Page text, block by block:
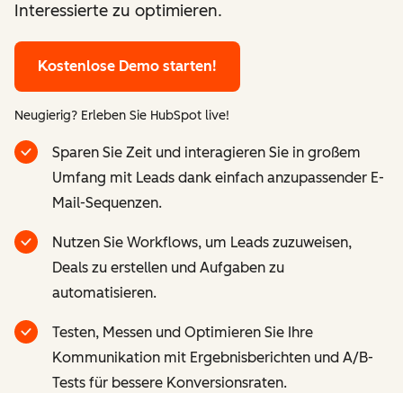
Interessierte zu optimieren.
Kostenlose Demo starten!
Neugierig? Erleben Sie HubSpot live!
Sparen Sie Zeit und interagieren Sie in großem
Umfang mit Leads dank einfach anzupassender E-
Mail-Sequenzen.
Nutzen Sie Workflows, um Leads zuzuweisen,
Deals zu erstellen und Aufgaben zu
automatisieren.
Testen, Messen und Optimieren Sie Ihre
Kommunikation mit Ergebnisberichten und A/B-
Tests für bessere Konversionsraten.